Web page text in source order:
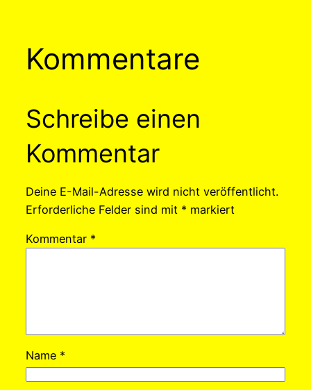
Kommentare
Schreibe einen
Kommentar
Deine E-Mail-Adresse wird nicht veröffentlicht.
Erforderliche Felder sind mit * markiert
Kommentar *
Name *